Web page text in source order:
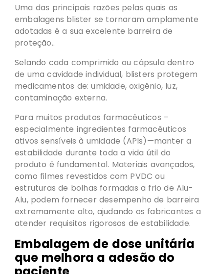
Uma das principais razões pelas quais as
embalagens blister se tornaram amplamente
adotadas é a sua excelente barreira de
proteção..
Selando cada comprimido ou cápsula dentro
de uma cavidade individual, blisters protegem
medicamentos de: umidade, oxigênio, luz,
contaminação externa.
Para muitos produtos farmacêuticos –
especialmente ingredientes farmacêuticos
ativos sensíveis à umidade (APIs)—manter a
estabilidade durante toda a vida útil do
produto é fundamental. Materiais avançados,
como filmes revestidos com PVDC ou
estruturas de bolhas formadas a frio de Alu-
Alu, podem fornecer desempenho de barreira
extremamente alto, ajudando os fabricantes a
atender requisitos rigorosos de estabilidade.
Embalagem de dose unitária
que melhora a adesão do